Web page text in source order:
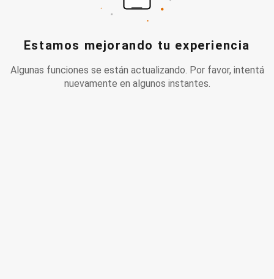
Estamos mejorando tu experiencia
Algunas funciones se están actualizando. Por favor, intentá
nuevamente en algunos instantes.